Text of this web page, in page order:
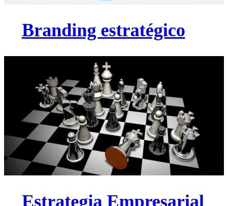
Branding estratégico
Estrategia Empresarial